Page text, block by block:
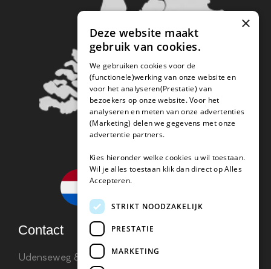
Contact
Udenseweg 8B 5405 PA Udeninfo(@)koffie-
×
Deze website maakt
gebruik van cookies.
We gebruiken cookies voor de
(functionele)werking van onze website en
voor het analyseren(Prestatie) van
bezoekers op onze website. Voor het
analyseren en meten van onze advertenties
(Marketing) delen we gegevens met onze
advertentie partners.
Kies hieronder welke cookies u wil toestaan.
Wil je alles toestaan klik dan direct op Alles
Accepteren.
STRIKT NOODZAKELIJK
PRESTATIE
MARKETING